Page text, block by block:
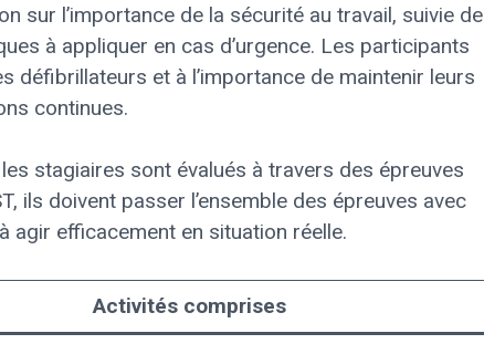
sur l’importance de la sécurité au travail, suivie de
à appliquer en cas d’urgence. Les participants
défibrillateurs et à l’importance de maintenir leurs
continues.
stagiaires sont évalués à travers des épreuves
ils doivent passer l’ensemble des épreuves avec
agir efficacement en situation réelle.
Activités comprises